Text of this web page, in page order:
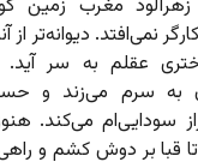
زهر‌آلود مغرب زمین
نمی‌افتد. دیوانه‌تر از
عقلم به سر
به سرم می‌زند و
سودایی‌ام می‌کند.
قبا بر دوش کشم و